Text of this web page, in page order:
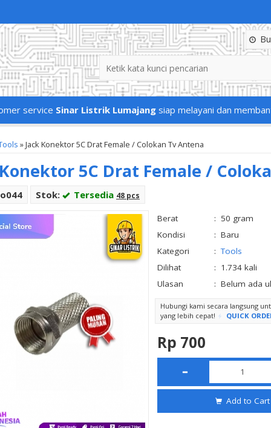
service Sinar Listrik Lumajang siap melayani dan
»Jack Konektor 5C Drat Female / Colokan Tv Antena
5C Drat Female /
Stok: Tersedia 48 pcs
Berat : 50 gram
Kondisi
: Baru
Kategori
: Tools
Dilihat
: 1.734 kali
Ulasan
: Belum ada
Hubungi kami secara langsung
yang lebih cepat!
QUICK
Rp 700
Add to Cart